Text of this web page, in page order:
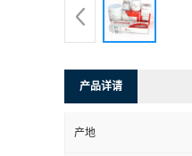
产品详请
产地